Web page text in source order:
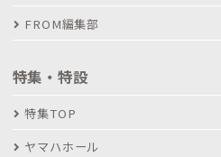
FROM編集部
特集・特設
特集TOP
ヤマハホール